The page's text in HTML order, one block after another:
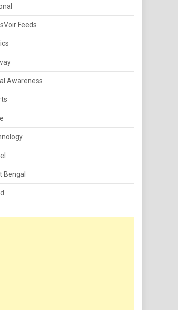
Feeds
Awareness
Bengal